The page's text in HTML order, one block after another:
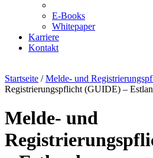
E-Books
Whitepaper
Karriere
Kontakt
Startseite /Melde- und
Registrierungspflicht (GUIDE) –
Melde- und